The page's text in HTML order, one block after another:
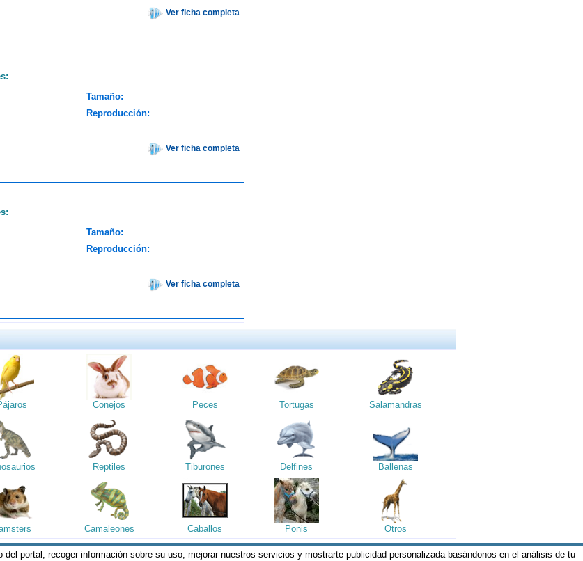
portal, recoger información sobre su uso, mejorar nuestros servicios y mostrarte publicidad personalizada basándonos en el análisis de tu
Ver ficha completa
Tamaño:
Reproducción:
Ver ficha completa
Tamaño:
Reproducción:
Ver ficha completa
Conejos Peces Tortugas Salamandras
Reptiles Tiburones Delfines Ballenas
Camaleones Caballos Ponis Otros
|| Al visitar estas páginas, se entiende que acepta losTerminos y Condiciones de nuestros servicios y